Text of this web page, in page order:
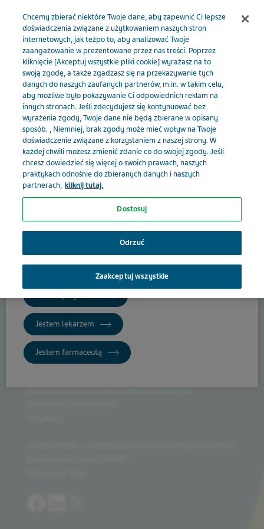
Menu
Thinban 2,5 mg
Nazwa produktu
Thinban 2,5 mg
Obszar terapeutyczny
Układ sercowo-naczyniowy
RX
Substancja czynna
Rivaroxabanum
TevaMed
Warunki korzystania z serwisu
Monitorowanie bezpieczeństwa farmakoterapii
Wybierz swoją specjalizację, żeby
otrzymywać spersonalizowane
treści
Jestem lekarzem
Jestem farmaceutą
Chcemy zbierać niektóre Twoje dane, aby zapewnić Ci lepsze
doświadczenia związane z użytkowaniem naszych stron
internetowych, jak teżpo to, aby analizować Twoje
zaangażowanie w prezentowane przez nas treści. Poprzez
kliknięcie [Akceptuj wszystkie pliki cookie] wyrażasz na to
swoją zgodę, a także zgadzasz się na przekazywanie tych
danych do naszych zaufanych partnerów, m.in. w takim celu,
aby możliwe było pokazywanie Ci odpowiednich reklam na
innych stronach. Jeśli zdecydujesz się kontynuować bez
wyrażenia zgody, Twoje dane nie będą zbierane w opisany
sposób. , Niemniej, brak zgody może mieć wpływ na Twoje
doświadczenie związane z korzystaniem z naszej strony. W
każdej chwili możesz zmienić zdanie co do swojej zgody. Jeśli
chcesz dowiedzieć się więcej o swoich prawach, naszych
praktykach odnośnie do zbieranych danych i naszych
partnerach, kliknij tutaj.
Dostosuj
Odrzuć
Zaakceptuj wszystkie